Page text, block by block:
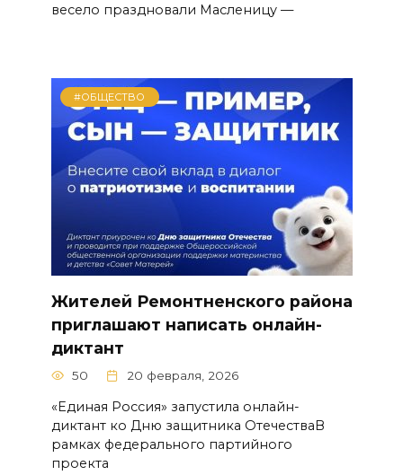
весело праздновали Масленицу —
#ОБЩЕСТВО
Жителей Ремонтненского района
приглашают написать онлайн-
диктант
50 20 февраля, 2026
«Единая Россия» запустила онлайн-
диктант ко Дню защитника ОтечестваВ
рамках федерального партийного
проекта